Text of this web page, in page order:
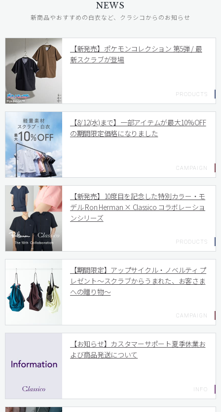
NEWS
新商品やおすすめの白衣など、クラシコからのお知らせ
【新発売】ポケモンコレクション 第5弾 / 最
新スクラブが登場
【8/12(水)まで】一部アイテムが最大10%OFF
の期間限定価格になりました
【新発売】10度目を記念した特別カラー・モ
デル Ron Herman × Classico コラボレーショ
ンシリーズ
【期間限定】アップサイクル・ノベルティ プ
レゼント〜スクラブからうまれた、お客さま
への贈り物〜
【お知らせ】カスタマーサポート夏季休業お
よび商品発送について